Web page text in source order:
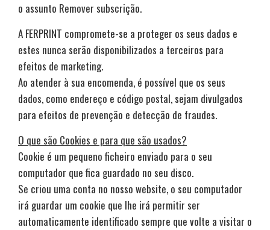
o assunto Remover subscrição.
A FERPRINT compromete-se a proteger os seus dados e
estes nunca serão disponibilizados a terceiros para
efeitos de marketing.
Ao atender à sua encomenda, é possível que os seus
dados, como endereço e código postal, sejam divulgados
para efeitos de prevenção e detecção de fraudes.
O que são Cookies e para que são usados?
Cookie é um pequeno ficheiro enviado para o seu
computador que fica guardado no seu disco.
Se criou uma conta no nosso website, o seu computador
irá guardar um cookie que lhe irá permitir ser
automaticamente identificado sempre que volte a visitar o